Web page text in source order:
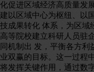
化促进区域经济高质量发
建以区域中心为枢纽、以
技成果转化 体系，为区域
高等院校建立科研人员驻
同机制出 发，平衡各方
业双赢的目标。这一过程
将发挥关键作用，通过数